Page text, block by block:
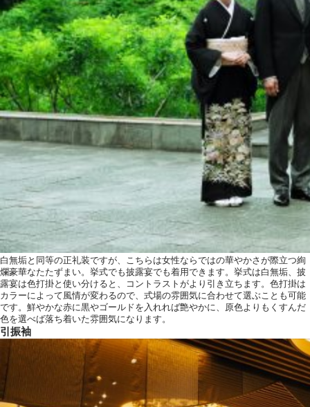
白無垢と同等の正礼装ですが、こちらは女性ならではの華やかさが際立つ絢
爛豪華なたたずまい。挙式でも披露宴でも着用できます。挙式は白無垢、披
露宴は色打掛と使い分けると、コントラストがより引き立ちます。色打掛は
カラーによって風情が変わるので、式場の雰囲気に合わせて選ぶことも可能
です。鮮やかな赤に黒やゴールドを入れれば艶やかに、原色よりもくすんだ
色を選べば落ち着いた雰囲気になります。
引振袖